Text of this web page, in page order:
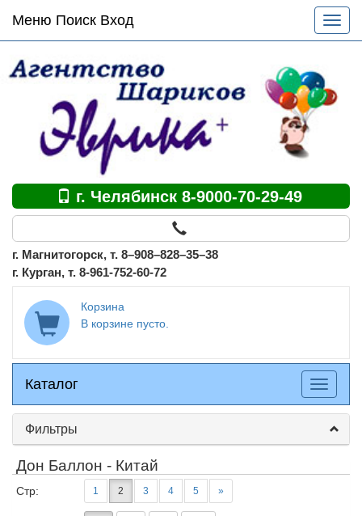
Основное
меню
по
Меню Поиск Вход
меню
г. Челябинск 8-9000-70-29-49
г. Магнитогорск, т. 8–908–828–35–38
г. Курган, т. 8-961-752-60-72
Корзина
В корзине пусто.
Каталог
Каталог
меню
Фильтры
Дон Баллон - Китай
Стр: 1 2 3 4 5 »